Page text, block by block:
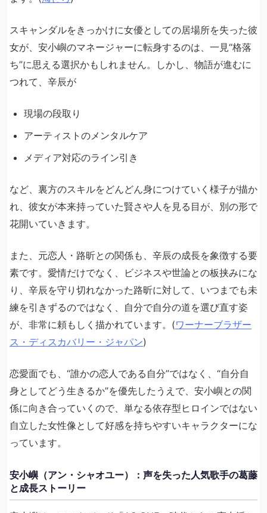
スキャンダルをきっかけに女優としての居場所を失った彼
女が、安小嶼のマネージャーに転身するのは、一見“格落
ち”に思える選択かもしれません。しかし、物語が進むに
つれて、辛辰が
現場の段取り
アーティストのメンタルケア
メディア対応のライン引き
など、裏方のスキルをどんどん身につけていく様子が描か
れ、彼女が本来持っていた賢さや人を見る目が、別の形で
花開いていきます。
また、元恋人・路昕との関係も、辛辰の成長を象徴する要
素です。愛情だけでなく、ビジネスや世論との板挟みにな
り、辛辰を守り切れなかった路昕に対して、いつまでも未
練を引きずるのではなく、自分で自分の道を選び直す姿
が、非常に頼もしく描かれています。(ワーナーブラザー
ス・ディスカバリー・ジャパン)
恋愛面でも、“誰かの恋人である自分”ではなく、“自分自
身としてどう生きるか”を優先したうえで、安小嶼との関
係に向き合っていくので、単なる依存型ヒロインではない
自立した女性像として好感を持ちやすいキャラクターにな
っています。
安小嶼（アン・シャオユー）：声を失った人気歌手の葛藤
と成長ストーリー